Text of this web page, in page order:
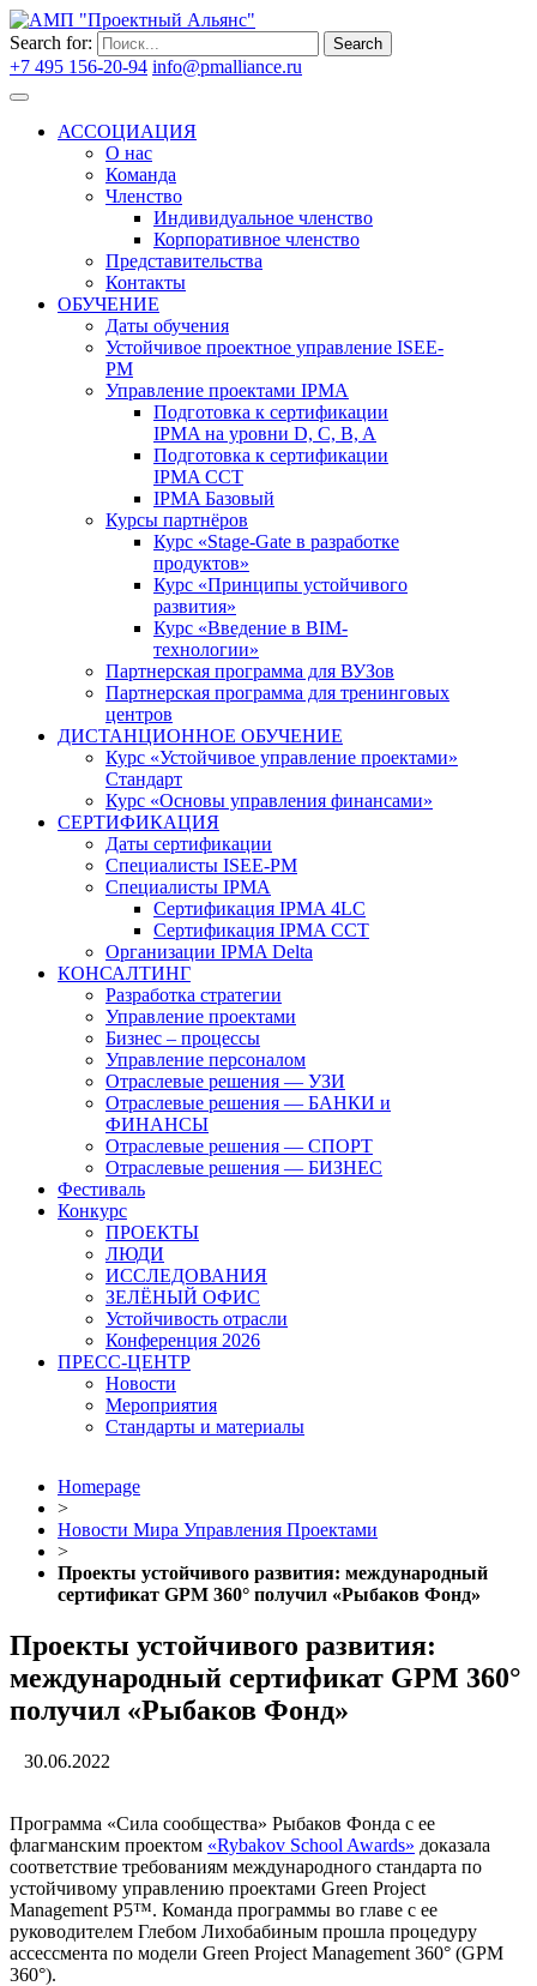
Search for: Search
+7 495 156-20-94 info@pmalliance.ru
АССОЦИАЦИЯ
О нас
Команда
Членство
Индивидуальное членство
Корпоративное членство
Представительства
Контакты
ОБУЧЕНИЕ
Даты обучения
Устойчивое проектное управление ISEE-
PM
Управление проектами IPMA
Подготовка к сертификации
IPMA на уровни D, C, B, A
Подготовка к сертификации
IPMA CCT
IPMA Базовый
Курсы партнёров
Курс «Stage-Gate в разработке
продуктов»
Курс «Принципы устойчивого
развития»
Курс «Введение в BIM-
технологии»
Партнерская программа для ВУЗов
Партнерская программа для тренинговых
центров
ДИСТАНЦИОННОЕ ОБУЧЕНИЕ
Курс «Устойчивое управление проектами»
Стандарт
Курс «Основы управления финансами»
СЕРТИФИКАЦИЯ
Даты сертификации
Специалисты ISEE-PM
Специалисты IPMA
Сертификация IPMA 4LC
Сертификация IPMA CCT
Организации IPMA Delta
КОНСАЛТИНГ
Разработка стратегии
Управление проектами
Бизнес – процессы
Управление персоналом
Отраслевые решения — УЗИ
Отраслевые решения — БАНКИ и
ФИНАНСЫ
Отраслевые решения — СПОРТ
Отраслевые решения — БИЗНЕС
Фестиваль
Конкурс
ПРОЕКТЫ
ЛЮДИ
ИССЛЕДОВАНИЯ
ЗЕЛЁНЫЙ ОФИС
Устойчивость отрасли
Конференция 2026
ПРЕСС-ЦЕНТР
Новости
Мероприятия
Стандарты и материалы
Homepage
>
Новости Мира Управления Проектами
>
Проекты устойчивого развития: международный
сертификат GPM 360° получил «Рыбаков Фонд»
Проекты устойчивого развития:
международный сертификат GPM 360°
получил «Рыбаков Фонд»
30.06.2022
Программа «Сила сообщества» Рыбаков Фонда с ее
флагманским проектом «Rybakov School Awards» доказала
соответствие требованиям международного стандарта по
устойчивому управлению проектами Green Project
Management P5™. Команда программы во главе с ее
руководителем Глебом Лихобабиным прошла процедуру
ассессмента по модели Green Project Management 360° (GPM
360°).